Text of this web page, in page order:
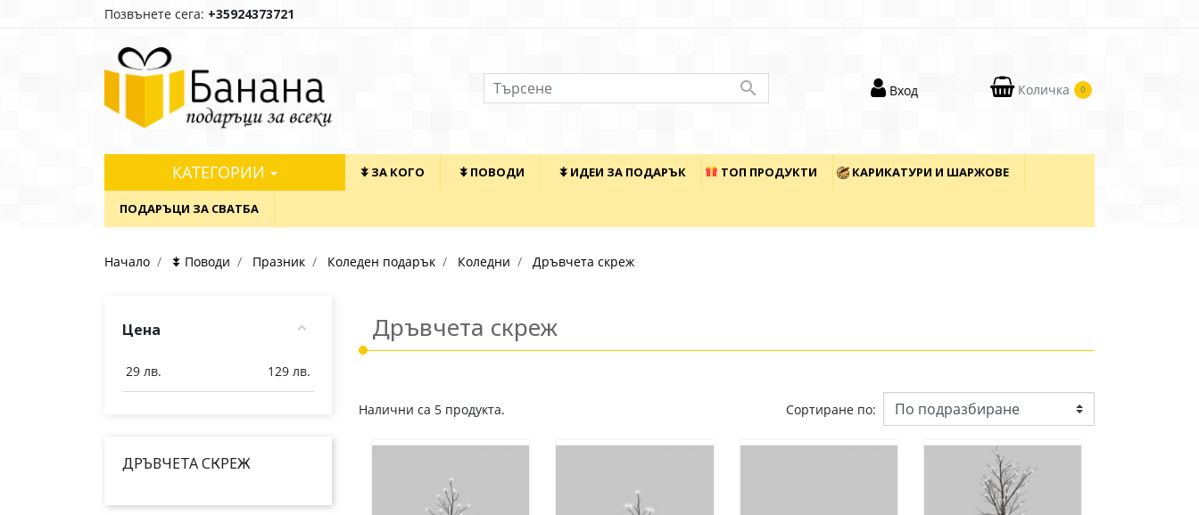
Позвънете сега: +35924373721
 Вход Количка 0
КАТЕГОРИИ ⯯ ЗА КОГО ⯯ ПОВОДИ ⯯ ИДЕИ ЗА ПОДАРЪК ТОП ПРОДУКТИ КАРИКАТУРИ И ШАРЖОВЕ
ПОДАРЪЦИ ЗА СВАТБА
Начало ⯯ Поводи Празник Коледен подарък Коледни Дръвчета скреж
Цена
29 лв. 129 лв.
ДРЪВЧЕТА СКРЕЖ
Дръвчета скреж
Налични са 5 продукта. Сортиране по: